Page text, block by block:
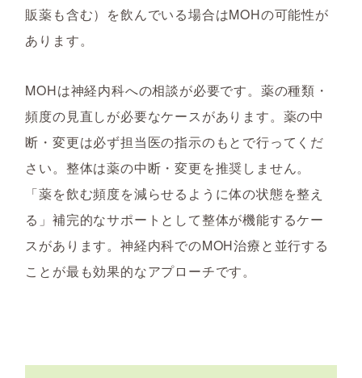
販薬も含む）を飲んでいる場合はMOHの可能性が
あります。
MOHは神経内科への相談が必要です。薬の種類・
頻度の見直しが必要なケースがあります。薬の中
断・変更は必ず担当医の指示のもとで行ってくだ
さい。整体は薬の中断・変更を推奨しません。
「薬を飲む頻度を減らせるように体の状態を整え
る」補完的なサポートとして整体が機能するケー
スがあります。神経内科でのMOH治療と並行する
ことが最も効果的なアプローチです。